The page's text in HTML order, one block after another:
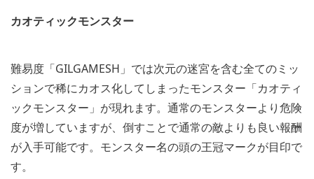
カオティックモンスター
難易度「GILGAMESH」では次元の迷宮を含む全てのミッ
ションで稀にカオス化してしまったモンスター「カオティ
ックモンスター」が現れます。通常のモンスターより危険
度が増していますが、倒すことで通常の敵よりも良い報酬
が入手可能です。モンスター名の頭の王冠マークが目印で
す。